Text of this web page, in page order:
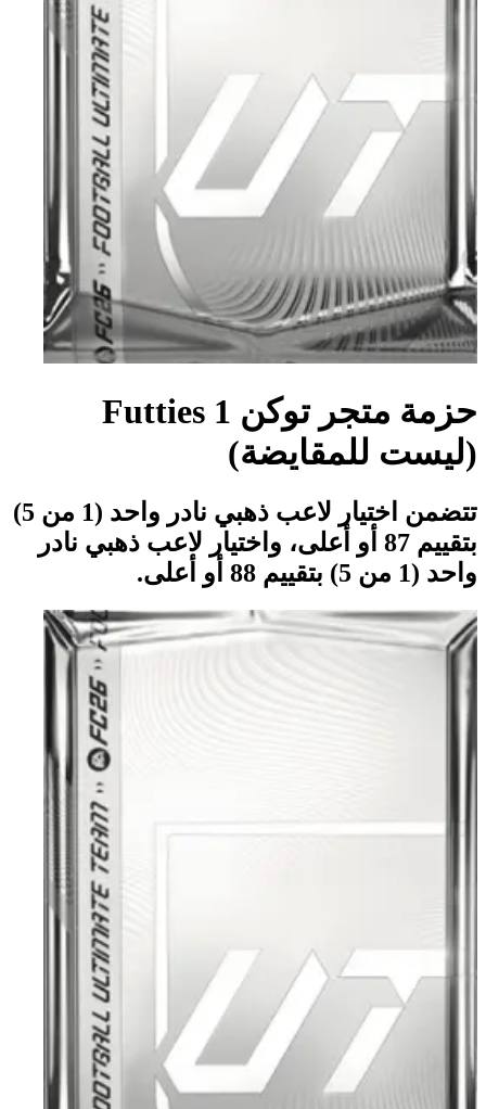
حزمة متجر توكن Futties 1
(ليست للمقايضة)
تتضمن اختيار لاعب ذهبي نادر واحد (1 من 5)
بتقييم 87 أو أعلى، واختيار لاعب ذهبي نادر
واحد (1 من 5) بتقييم 88 أو أعلى.